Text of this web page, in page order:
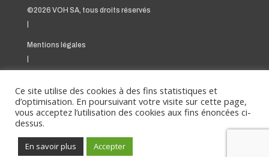
©2026 VOH SA, tous droits réservés
|
Mentions légales
|
|
Ce site utilise des cookies à des fins statistiques et
d’optimisation. En poursuivant votre visite sur cette page,
vous acceptez l’utilisation des cookies aux fins énoncées ci-
dessus.
En savoir plus Accepter